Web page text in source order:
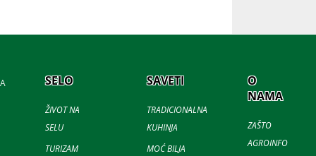
SELO
ŽIVOT NA
SELU
TURIZAM
SAVETI
TRADICIONALNA
KUHINJA
MOĆ BILJA
O
NAMA
ZAŠTO
AGROINFO